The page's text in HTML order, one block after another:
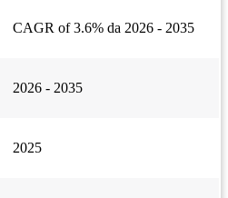
CAGR of 3.6% da 2026 - 2035
2026 - 2035
2025